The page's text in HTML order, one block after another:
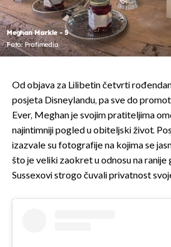
Meghan Markle - 5
Foto: Profimedia
Od objava za Lilibetin četvrti
posjeta Disneylandu, pa sve do
Ever, Meghan je svojim pratiteljima
najintimniji pogled u obiteljski život.
izazvale su fotografije na kojima se
što je veliki zaokret u odnosu na ranije
Sussexovi strogo čuvali privatnost